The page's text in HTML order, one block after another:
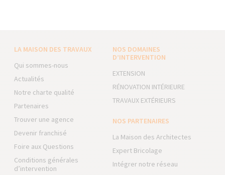
LA MAISON DES TRAVAUX
Qui sommes-nous
Actualités
Notre charte qualité
Partenaires
Trouver une agence
Devenir franchisé
Foire aux Questions
Conditions générales
d’intervention
NOS DOMAINES
D’INTERVENTION
EXTENSION
RÉNOVATION INTÉRIEURE
TRAVAUX EXTÉRIEURS
NOS PARTENAIRES
La Maison des Architectes
Expert Bricolage
Intégrer notre réseau